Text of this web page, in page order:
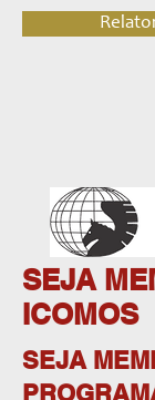
SEJA
ICOMOS
SEJA